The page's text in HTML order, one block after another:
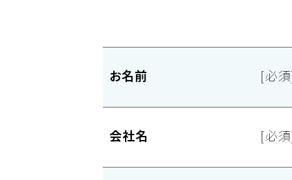
お名前 [必
会社名 [必